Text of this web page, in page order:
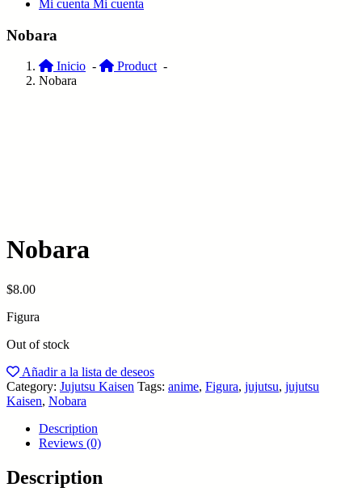
Mi cuenta Mi cuenta
Nobara
Inicio - Product-
Nobara
Nobara
$8.00
Figura
Out of stock
Añadir a la lista de deseos
Category: Jujutsu Kaisen Tags: anime, Figura, jujutsu, jujutsu
Kaisen, Nobara
Description
Reviews (0)
Description